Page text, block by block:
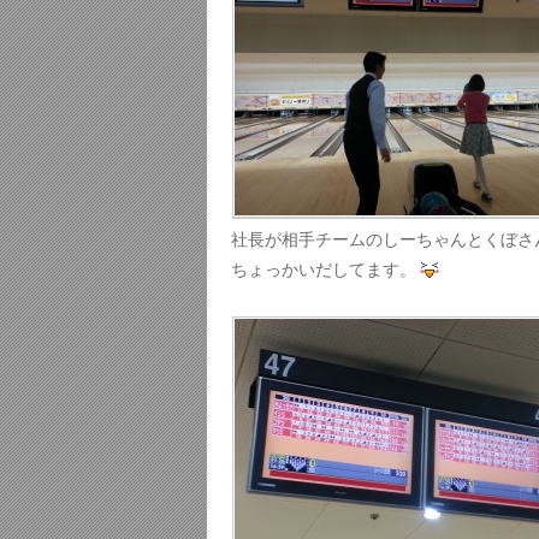
社長が相手チームのしーちゃんとくぼさ
ちょっかいだしてます。